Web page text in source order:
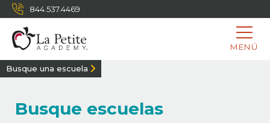
844.537.4469
MENÚ
Busque una escuela
Busque escuelas